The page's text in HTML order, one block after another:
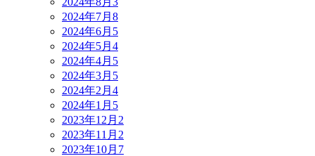
2024年7月 8
2024年6月 5
2024年5月 4
2024年4月 5
2024年3月 5
2024年2月 4
2024年1月 5
2023年12月 2
2023年11月 2
2023年10月 7